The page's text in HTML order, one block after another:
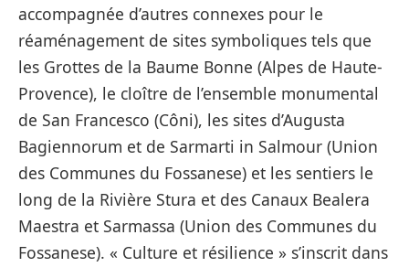
accompagnée d’autres connexes pour le
réaménagement de sites symboliques tels que
les Grottes de la Baume Bonne (Alpes de Haute-
Provence), le cloître de l’ensemble monumental
de San Francesco (Côni), les sites d’Augusta
Bagiennorum et de Sarmarti in Salmour (Union
des Communes du Fossanese) et les sentiers le
long de la Rivière Stura et des Canaux Bealera
Maestra et Sarmassa (Union des Communes du
Fossanese). « Culture et résilience » s’inscrit dans